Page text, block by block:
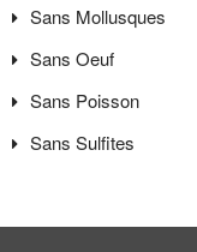
Sans Mollusques
Sans Oeuf
Sans Poisson
Sans Sulfites